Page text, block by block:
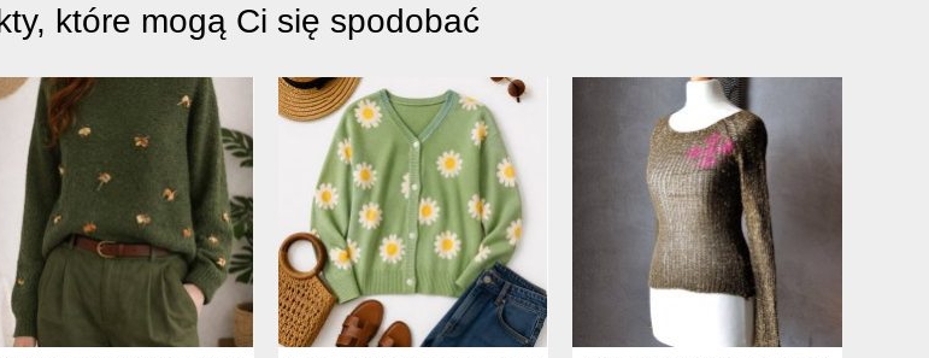
które mogą Ci się spodobać